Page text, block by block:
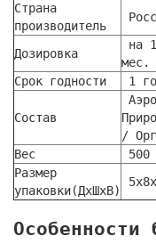
Страна
производитель
Дозировка
на
мес.
Срок годности
1
Состав
/
Вес
500
Размер
упаковки(ДхШхВ)
Особенности